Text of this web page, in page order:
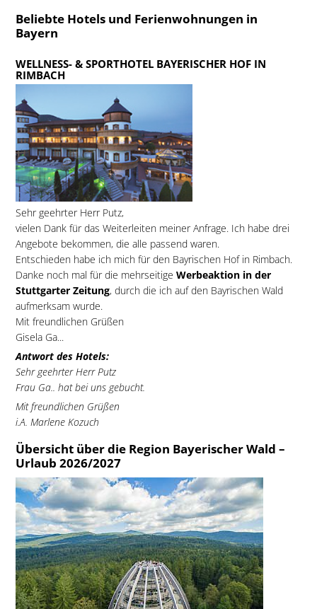
Beliebte Hotels und Ferienwohnungen in
Bayern
WELLNESS- & SPORTHOTEL BAYERISCHER HOF IN
RIMBACH
Sehr geehrter Herr Putz,
vielen Dank für das Weiterleiten meiner Anfrage. Ich habe drei
Angebote bekommen, die alle passend waren.
Entschieden habe ich mich für den Bayrischen Hof in Rimbach.
Danke noch mal für die mehrseitige Werbeaktion in der
Stuttgarter Zeitung, durch die ich auf den Bayrischen Wald
aufmerksam wurde.
Mit freundlichen Grüßen
Gisela Ga...
Antwort des Hotels:
Sehr geehrter Herr Putz
Frau Ga.. hat bei uns gebucht.
Mit freundlichen Grüßen
i.A. Marlene Kozuch
Übersicht über die Region Bayerischer Wald –
Urlaub 2026/2027